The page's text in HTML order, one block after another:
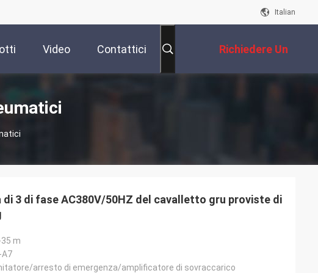
Italian
Video Contattici Richiedere Un
Preventivo
di 3 di fase AC380V/50HZ del cavalletto gru proviste di
m
A7
arresto di emergenza/amplificatore di sovraccarico